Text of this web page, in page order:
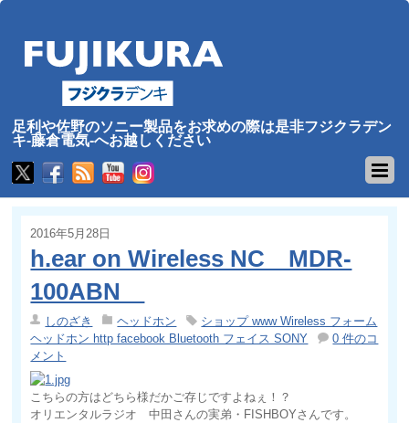
足利や佐野のソニー製品をお求めの際は是非フジクラデン
キ-藤倉電気-へお越しください
2016年5月28日
h.ear on Wireless NC MDR-
100ABN
しのざき ヘッドホン
ショップ www Wireless フォーム
ヘッドホン http facebook Bluetooth フェイス SONY
0 件のコ
メント
こちらの方はどちら様だかご存じですよねぇ！？
オリエンタルラジオ 中田さんの実弟・FISHBOYさんです。